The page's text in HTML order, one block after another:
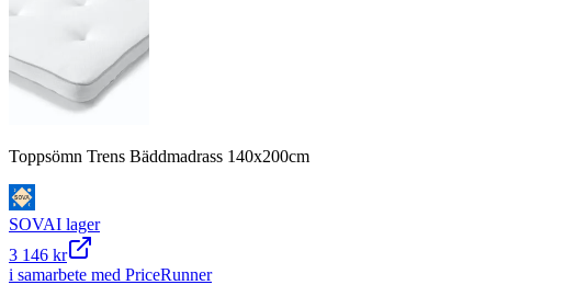
Toppsömn Trens Bäddmadrass 140x200cm
SOVAI lager
3 146 kr
i samarbete med PriceRunner